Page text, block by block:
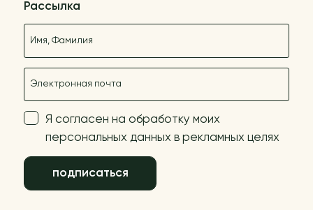
Рассылка
Я согласен на обработку моих
персональных данных в рекламных целях
подписаться